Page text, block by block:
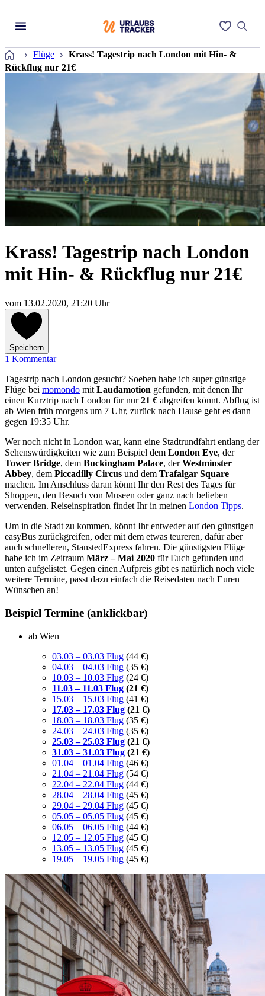
Startseite
Flüge
Krass! Tagestrip nach London mit Hin- &
Rückflug nur 21€
Krass! Tagestrip nach London
mit Hin- & Rückflug nur 21€
vom 13.02.2020, 21:20 Uhr
Speichern
1 Kommentar
Tagestrip nach London gesucht? Soeben habe ich super günstige
Flüge bei momondo mit Laudamotion gefunden, mit denen Ihr
einen Kurztrip nach London für nur21 € abgreifen könnt. Abflug ist
ab Wien früh morgens um 7 Uhr, zurück nach Hause geht es dann
gegen 19:35 Uhr.
Wer noch nicht in London war, kann eine Stadtrundfahrt entlang der
Sehenswürdigkeiten wie zum Beispiel dem London Eye, der
Tower Bridge, dem Buckingham Palace, derWestminster
Abbey, dem Piccadilly Circus und dem Trafalgar Square
machen. Im Anschluss daran könnt Ihr den Rest des Tages für
Shoppen, den Besuch von Museen oder ganz nach belieben
verwenden. Reiseinspiration findet Ihr in meinen London Tipps.
Um in die Stadt zu kommen, könnt Ihr entweder auf den günstigen
easyBus zurückgreifen, oder mit dem etwas teureren, dafür aber
auch schnelleren, StanstedExpress fahren. Die günstigsten Flüge
habe ich im Zeitraum März – Mai 2020 für Euch gefunden und
unten aufgelistet. Gegen einen Aufpreis gibt es natürlich noch viele
weitere Termine, passt dazu einfach die Reisedaten nach Euren
Wünschen an!
Beispiel Termine (anklickbar)
ab Wien
03.03 – 03.03 Flug (44 €)
04.03 – 04.03 Flug (35 €)
10.03 – 10.03 Flug (24 €)
11.03 – 11.03 Flug (21 €)
15.03 – 15.03 Flug (41 €)
17.03 – 17.03 Flug (21 €)
18.03 – 18.03 Flug (35 €)
24.03 – 24.03 Flug (35 €)
25.03 – 25.03 Flug (21 €)
31.03 – 31.03 Flug (21 €)
01.04 – 01.04 Flug (46 €)
21.04 – 21.04 Flug (54 €)
22.04 – 22.04 Flug (44 €)
28.04 – 28.04 Flug (45 €)
29.04 – 29.04 Flug (45 €)
05.05 – 05.05 Flug (45 €)
06.05 – 06.05 Flug (44 €)
12.05 – 12.05 Flug (45 €)
13.05 – 13.05 Flug (45 €)
19.05 – 19.05 Flug (45 €)